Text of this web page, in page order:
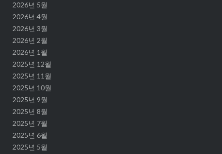
2026년 5월
2026년 4월
2026년 3월
2026년 2월
2026년 1월
2025년 12월
2025년 11월
2025년 10월
2025년 9월
2025년 8월
2025년 7월
2025년 6월
2025년 5월